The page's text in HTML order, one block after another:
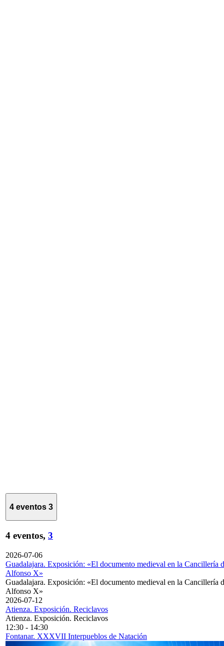
4 eventos 3
4 eventos, 3
2026-07-06
Guadalajara. Exposición: «El documento medieval en la Cancillería
Alfonso X»
Guadalajara. Exposición: «El documento medieval en la Cancillería
Alfonso X»
2026-07-12
Atienza. Exposición. Reciclavos
Atienza. Exposición. Reciclavos
12:30 - 14:30
Fontanar. XXXVII Interpueblos de Natación